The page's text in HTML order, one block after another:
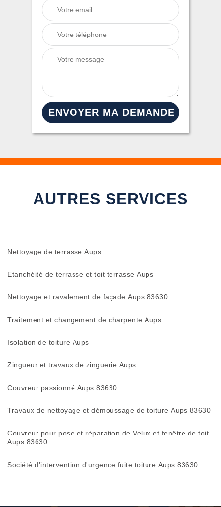
AUTRES SERVICES
Nettoyage de terrasse Aups
Etanchéité de terrasse et toit terrasse Aups
Nettoyage et ravalement de façade Aups 83630
Traitement et changement de charpente Aups
Isolation de toiture Aups
Zingueur et travaux de zinguerie Aups
Couvreur passionné Aups 83630
Travaux de nettoyage et démoussage de toiture Aups 83630
Couvreur pour pose et réparation de Velux et fenêtre de toit
Aups 83630
Société d'intervention d'urgence fuite toiture Aups 83630